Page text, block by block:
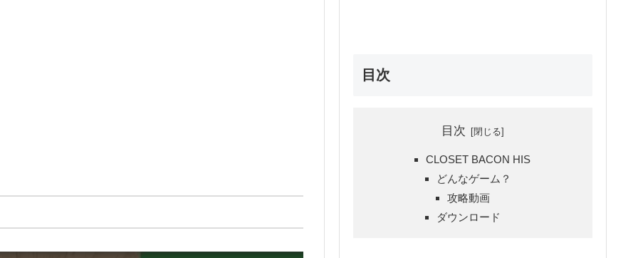
目次
目次
CLOSET BACON HIS
どんなゲーム？
攻略動画
ダウンロード